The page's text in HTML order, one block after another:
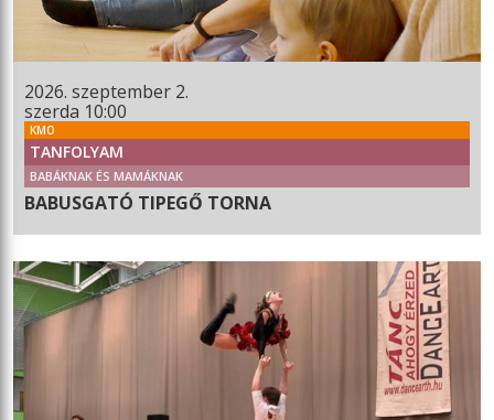
2026. szeptember 2.
szerda 10:00
KMO
TANFOLYAM
BABÁKNAK ÉS MAMÁKNAK
BABUSGATÓ TIPEGŐ TORNA